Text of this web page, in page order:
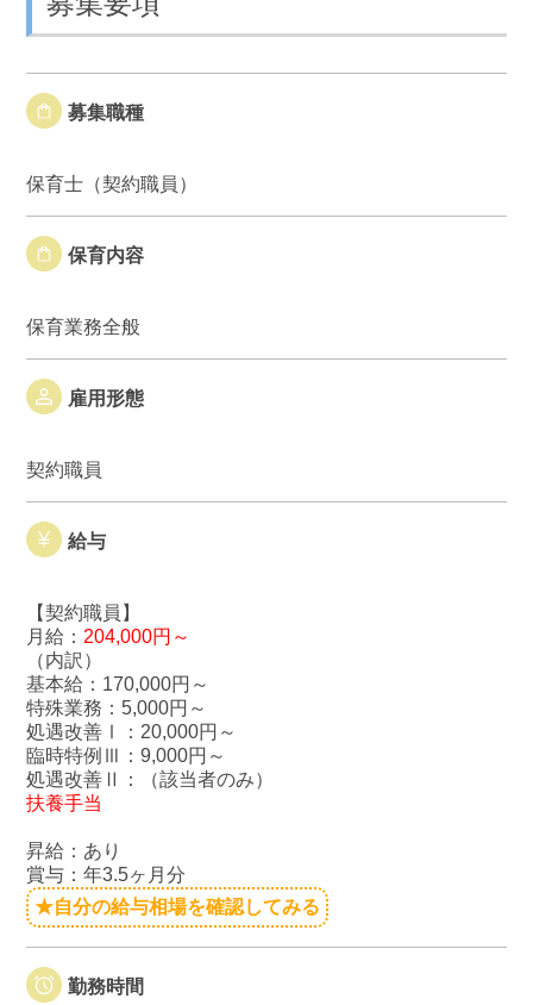
募集職種
保育士（契約職員）
保育内容
保育業務全般
雇用形態
契約職員
給与
【契約職員】
月給： 204,000円～
（内訳）
基本給：170,000円～
特殊業務：5,000円～
処遇改善Ⅰ：20,000円～
臨時特例Ⅲ：9,000円～
処遇改善Ⅱ：（該当者のみ）
扶養手当
昇給：あり
賞与：年3.5ヶ月分
★自分の給与相場を確認してみる
勤務時間